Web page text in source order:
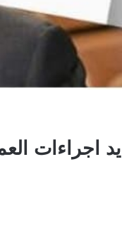
اجراءات